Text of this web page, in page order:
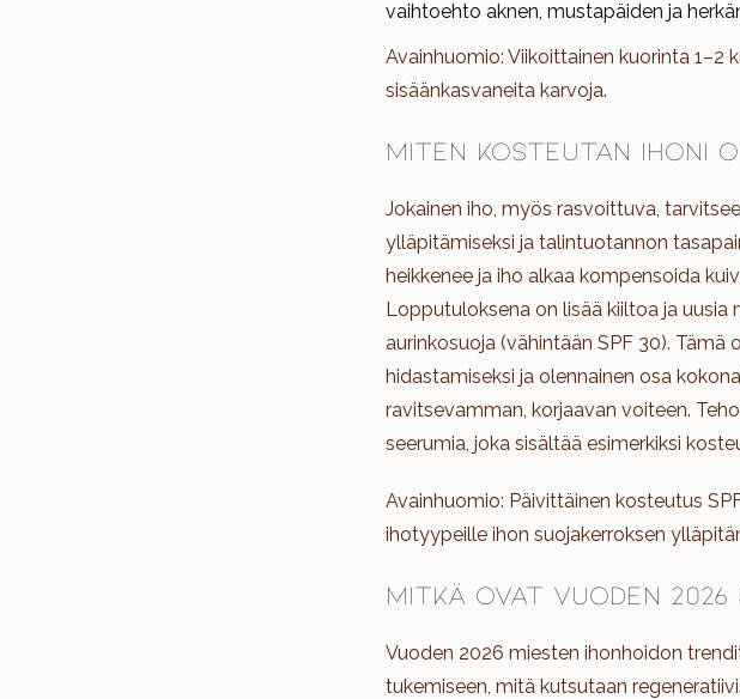
vaihtoehto aknen, mustapäiden ja
Avainhuomio: Viikoittainen kuorinta 1–2
sisäänkasvaneita karvoja.
Miten kosteutan ihoni
Jokainen iho, myös rasvoittuva,
ylläpitämiseksi ja talintuotannon
heikkenee ja iho alkaa kompensoida
Lopputuloksena on lisää kiiltoa ja
aurinkosuoja (vähintään SPF 30).
hidastamiseksi ja olennainen osa
ravitsevamman, korjaavan voiteen.
seerumia, joka sisältää esimerkiksi
Avainhuomio: Päivittäinen kosteutus
ihotyypeille ihon suojakerroksen
Mitkä ovat vuoden
Vuoden 2026 miesten ihonhoidon
tukemiseen, mitä kutsutaan